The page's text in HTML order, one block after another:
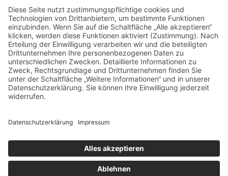
Tel.0039 0471 063980 Fax0039 0471
063981 ∎ info@vskonline.com
Öffnungszeiten
Mo-Do 8.00 – 12.00 Uhr & 14.00 – 16.30 Uhr
Fr 8.00 – 12.00 Uhr & 14.00 – 15.00 Uhr
© Kleintierzüchter Südtirol